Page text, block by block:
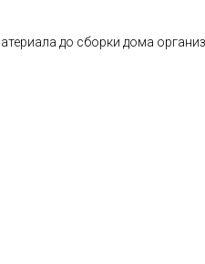
до сборки дома